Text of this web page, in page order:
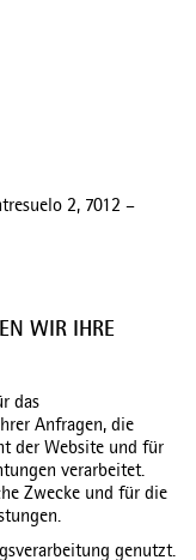
2, 7012 –
WIR IHRE
das
Anfragen, die
der Website und für
verarbeitet.
Zwecke und für die
genutzt.